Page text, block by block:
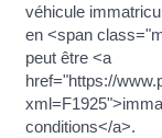
véhicule
en <span
peut être <a
href="https://
conditions</a>.